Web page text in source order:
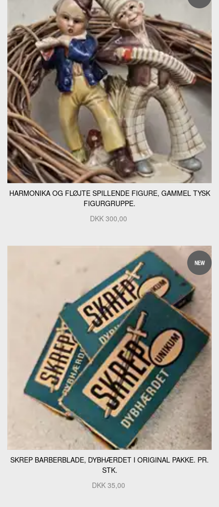
HARMONIKA OG FLØJTE SPILLENDE FIGURE, GAMMEL TYSK
FIGURGRUPPE.
DKK 300,00
SKREP BARBERBLADE, DYBHÆRDET I ORIGINAL PAKKE. PR.
STK.
DKK 35,00